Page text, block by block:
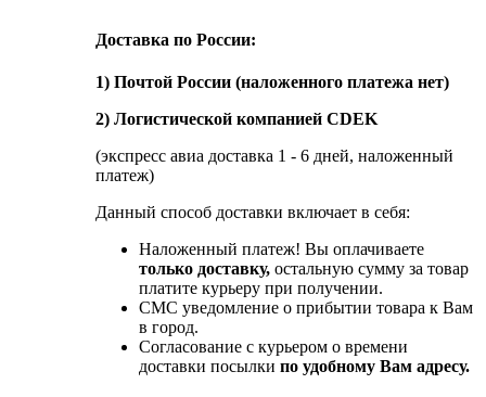
Доставка по России:
1) Почтой России (наложенного платежа нет)
2) Логистической компанией CDEK
(экспресс авиа доставка 1 - 6 дней, наложенный
платеж)
Данный способ доставки включает в себя:
Наложенный платеж! Вы оплачиваете
только доставку, остальную сумму за товар
платите курьеру при получении.
СМС уведомление о прибытии товара к Вам
в город.
Согласование с курьером о времени
доставки посылки по удобному Вам адресу.